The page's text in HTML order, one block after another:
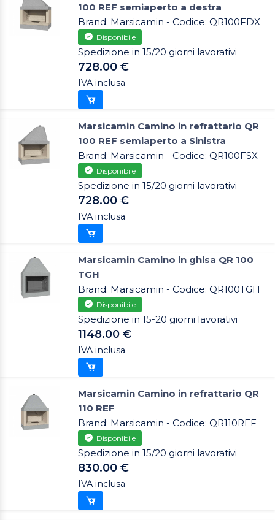
100 REF semiaperto a destra
Brand: Marsicamin - Codice: QR100FDX
Disponibile
Spedizione in 15/20 giorni lavorativi
728.00 €
IVA inclusa
Marsicamin Camino in refrattario QR
100 REF semiaperto a Sinistra
Brand: Marsicamin - Codice: QR100FSX
Disponibile
Spedizione in 15/20 giorni lavorativi
728.00 €
IVA inclusa
Marsicamin Camino in ghisa QR 100
TGH
Brand: Marsicamin - Codice: QR100TGH
Disponibile
Spedizione in 15-20 giorni lavorativi
1148.00 €
IVA inclusa
Marsicamin Camino in refrattario QR
110 REF
Brand: Marsicamin - Codice: QR110REF
Disponibile
Spedizione in 15/20 giorni lavorativi
830.00 €
IVA inclusa